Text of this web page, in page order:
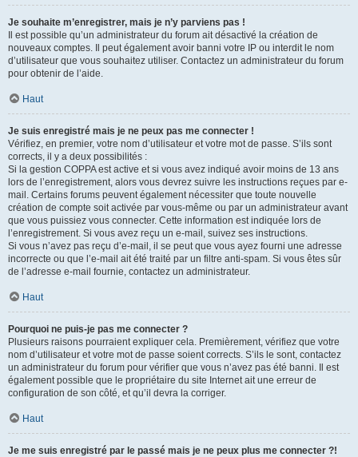
Je souhaite m’enregistrer, mais je n’y parviens pas !
Il est possible qu’un administrateur du forum ait désactivé la création de
nouveaux comptes. Il peut également avoir banni votre IP ou interdit le nom
d’utilisateur que vous souhaitez utiliser. Contactez un administrateur du forum
pour obtenir de l’aide.
Haut
Je suis enregistré mais je ne peux pas me connecter !
Vérifiez, en premier, votre nom d’utilisateur et votre mot de passe. S’ils sont
corrects, il y a deux possibilités :
Si la gestion COPPA est active et si vous avez indiqué avoir moins de 13 ans
lors de l’enregistrement, alors vous devrez suivre les instructions reçues par e-
mail. Certains forums peuvent également nécessiter que toute nouvelle
création de compte soit activée par vous-même ou par un administrateur avant
que vous puissiez vous connecter. Cette information est indiquée lors de
l’enregistrement. Si vous avez reçu un e-mail, suivez ses instructions.
Si vous n’avez pas reçu d’e-mail, il se peut que vous ayez fourni une adresse
incorrecte ou que l’e-mail ait été traité par un filtre anti-spam. Si vous êtes sûr
de l’adresse e-mail fournie, contactez un administrateur.
Haut
Pourquoi ne puis-je pas me connecter ?
Plusieurs raisons pourraient expliquer cela. Premièrement, vérifiez que votre
nom d’utilisateur et votre mot de passe soient corrects. S’ils le sont, contactez
un administrateur du forum pour vérifier que vous n’avez pas été banni. Il est
également possible que le propriétaire du site Internet ait une erreur de
configuration de son côté, et qu’il devra la corriger.
Haut
Je me suis enregistré par le passé mais je ne peux plus me connecter ?!